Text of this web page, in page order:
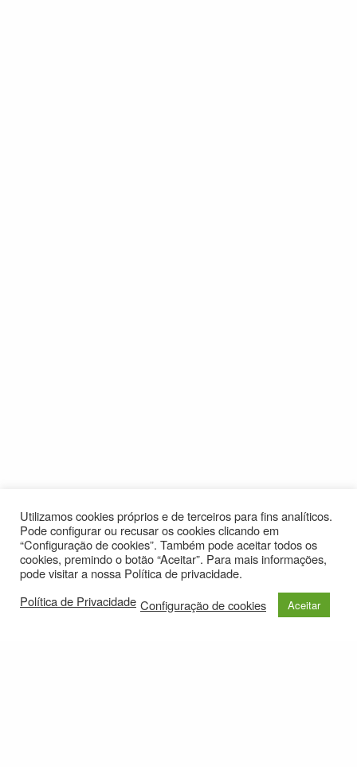
Utilizamos cookies próprios e de terceiros para fins analíticos.
Pode configurar ou recusar os cookies clicando em
“Configuração de cookies”. Também pode aceitar todos os
cookies, premindo o botão “Aceitar”. Para mais informações,
pode visitar a nossa Política de privacidade.
Política de Privacidade Configuração de cookies Aceitar